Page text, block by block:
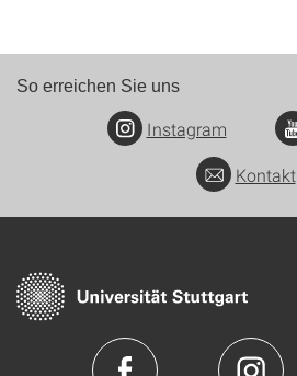
So erreichen Sie uns
Instagram
Kontakt